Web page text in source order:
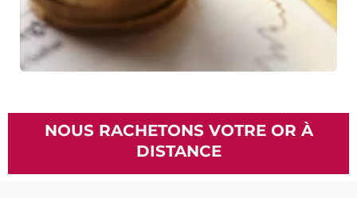
NOUS RACHETONS VOTRE OR À
DISTANCE